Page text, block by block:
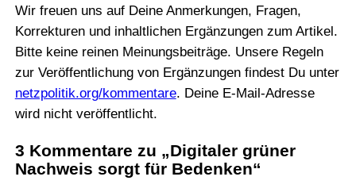
Wir freuen uns auf Deine Anmerkungen, Fragen,
Korrekturen und inhaltlichen Ergänzungen zum Artikel.
Bitte keine reinen Meinungsbeiträge. Unsere Regeln
zur Veröffentlichung von Ergänzungen findest Du unter
netzpolitik.org/kommentare. Deine E-Mail-Adresse
wird nicht veröffentlicht.
3 Kommentare zu „Digitaler grüner
Nachweis sorgt für Bedenken“